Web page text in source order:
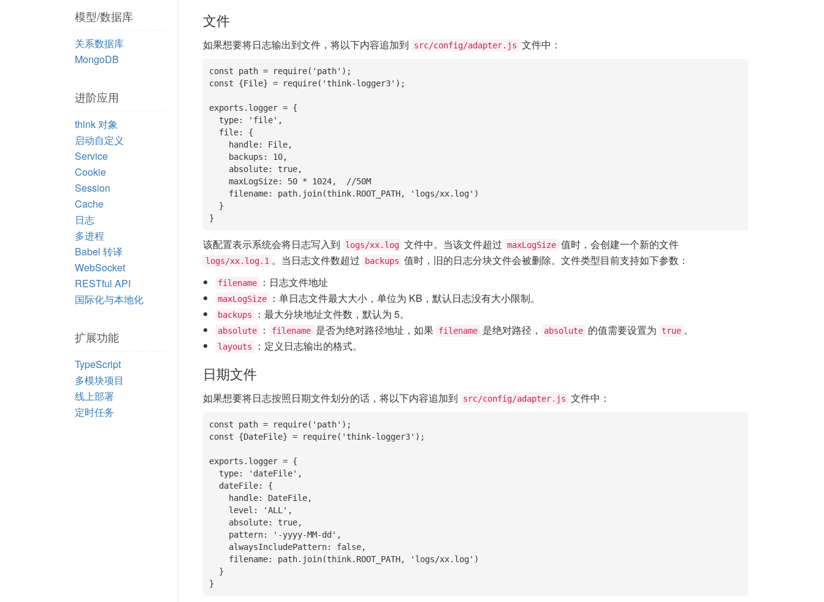
模型/数据库
关系数据库
MongoDB
进阶应用
think 对象
启动自定义
Service
Cookie
Session
Cache
日志
多进程
Babel 转译
WebSocket
RESTful API
国际化与本地化
扩展功能
TypeScript
多模块项目
线上部署
定时任务
文件
如果想要将日志输出到文件，将以下内容追加到 src/config/adapter.js 文件中：
const path = require('path');
const {File} = require('think-logger3');
exports.logger = {
该配置表示系统会将日志写入到 logs/xx.log 文件中。当该文件超过 maxLogSize 值时，会创建一个新的文件
logs/xx.log.1 。当日志文件数超过 backups 值时，旧的日志分块文件会被删除。文件类型目前支持如下参数：
filename ：日志文件地址
maxLogSize ：单日志文件最大大小，单位为 KB，默认日志没有大小限制。
backups ：最大分块地址文件数，默认为 5。
absolute ： filename 是否为绝对路径地址，如果 filename 是绝对路径， absolute 的值需要设置为 true 。
layouts ：定义日志输出的格式。
日期文件
如果想要将日志按照日期文件划分的话，将以下内容追加到 src/config/adapter.js 文件中：
const path = require('path');
const {DateFile} = require('think-logger3');
exports.logger = {